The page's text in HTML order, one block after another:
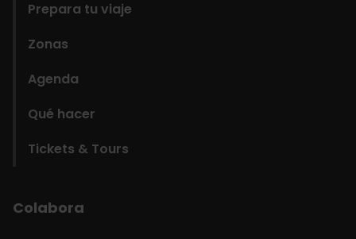
Prepara tu viaje
Zonas
Agenda
Qué hacer
Tickets & Tours
Colabora